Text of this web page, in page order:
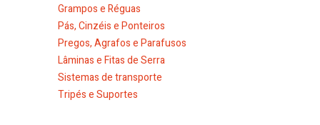
Grampos e Réguas
Pás, Cinzéis e Ponteiros
Pregos, Agrafos e Parafusos
Lâminas e Fitas de Serra
Sistemas de transporte
Tripés e Suportes